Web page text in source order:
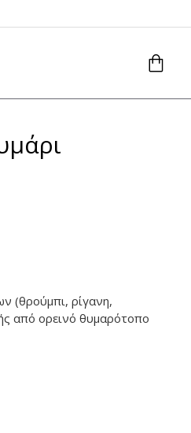
(θρούμπι, ρίγανη,
από ορεινό θυμαρότοπο